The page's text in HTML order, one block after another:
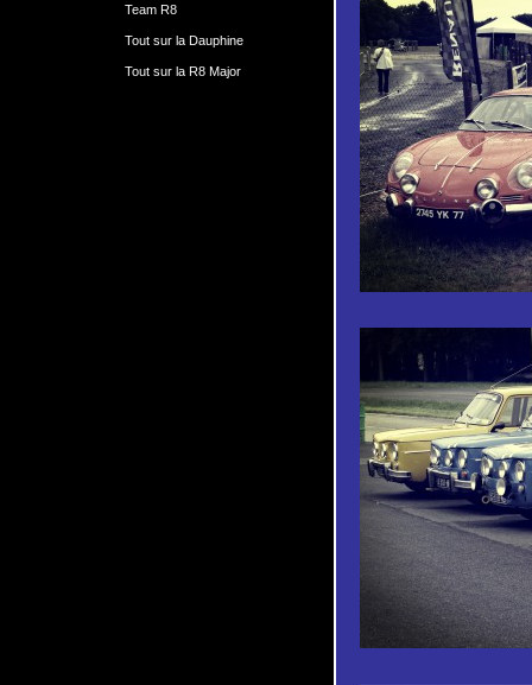
Team R8
Tout sur la Dauphine
Tout sur la R8 Major